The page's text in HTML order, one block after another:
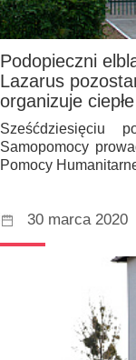
Podopieczni
Lazarus
organizuje ciepłe
Sześćdziesięciu
Samopomocy
Pomocy
30 marca 2020